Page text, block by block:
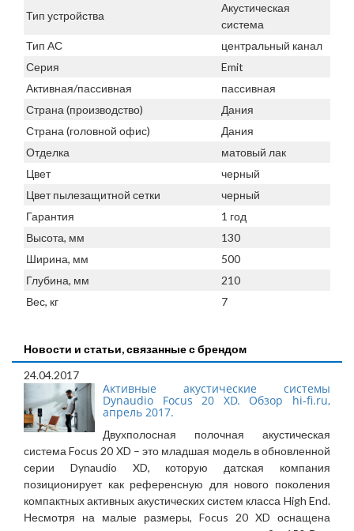
Тип устройства
Акустическая
система
Тип АС
центральный канал
Серия
Emit
Активная/пассивная
пассивная
Страна (производство)
Дания
Страна (головной офис)
Дания
Отделка
матовый лак
Цвет
черный
Цвет пылезащитной сетки
черный
Гарантия
1 год
Высота, мм
130
Ширина, мм
500
Глубина, мм
210
Вес, кг
7
Новости и статьи, связанные с брендом
24.04.2017
Активные акустические системы
Dynaudio Focus 20 XD. Обзор hi-fi.ru,
апрель 2017.
Двухполосная полочная акустическая
система Focus 20 XD – это младшая модель в обновленной
серии Dynaudio XD, которую датская компания
позиционирует как референсную для нового поколения
компактных активных акустических систем класса High End.
Несмотря на малые размеры, Focus 20 XD оснащена